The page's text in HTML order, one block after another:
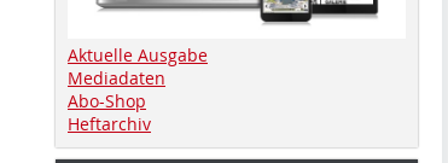
Aktuelle Ausgabe
Mediadaten
Abo-Shop
Heftarchiv